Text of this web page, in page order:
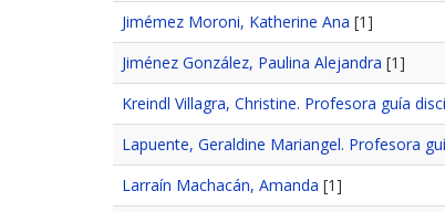
Jimémez Moroni, Katherine Ana [1]
Jiménez González, Paulina Alejandra [1]
Kreindl Villagra, Christine. Profesora guía
Lapuente, Geraldine Mariangel. Profesora
Larraín Machacán, Amanda [1]